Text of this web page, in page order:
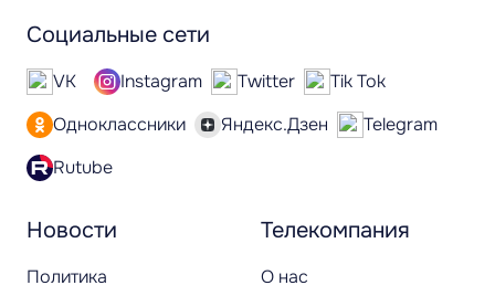
Новости
Политика
Телекомпания
О нас
Социальные сети
VK Instagram Twitter
Tik Tok
Одноклассники
Яндекс.Дзен
Telegram
Rutube